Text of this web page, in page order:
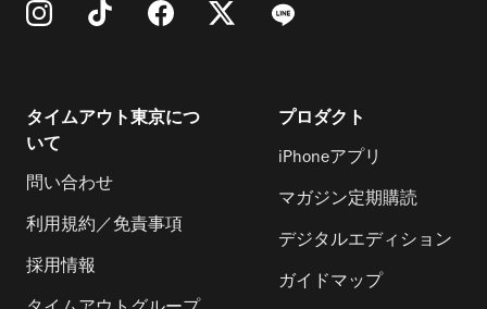
タイムアウト東京につ
いて
問い合わせ
利用規約／免責事項
採用情報
プロダクト
iPhoneアプリ
マガジン定期購読
デジタルエディション
ガイドマップ